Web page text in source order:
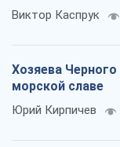
Виктор Каспрук
Хозяева
морской славе
Юрий Кирпичев